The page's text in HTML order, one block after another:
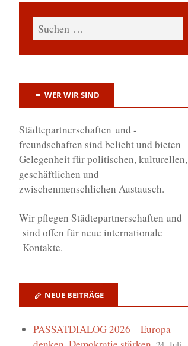
WER WIR SIND
Städtepartnerschaften und -
freundschaften sind beliebt und bieten
Gelegenheit für politischen, kulturellen,
geschäftlichen und
zwischenmenschlichen Austausch.
Wirpflegen Städtepartnerschaften und
sind offen für neue internationale
Kontakte.
NEUE BEITRÄGE
PASSATDIALOG 2026 – Europa